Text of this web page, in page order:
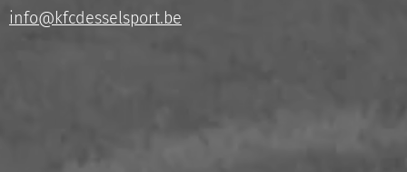
info@kfcdesselsport.be